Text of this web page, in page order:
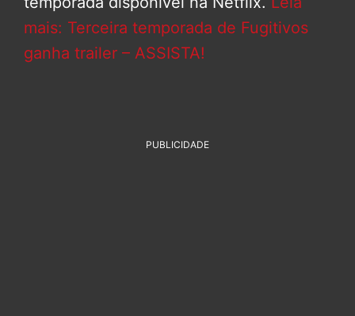
mais: Terceira temporada de Fugitivos
ganha trailer – ASSISTA!
PUBLICIDADE